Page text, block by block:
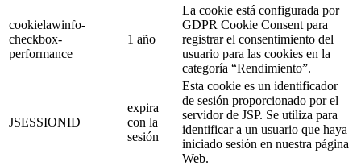
cookielawinfo-
checkbox-
performance
1 año
La cookie está configurada por
GDPR Cookie Consent para
registrar el consentimiento del
usuario para las cookies en la
categoría “Rendimiento”.
JSESSIONID
expira
con la
sesión
Esta cookie es un identificador
de sesión proporcionado por el
servidor de JSP. Se utiliza para
identificar a un usuario que haya
iniciado sesión en nuestra página
Web.